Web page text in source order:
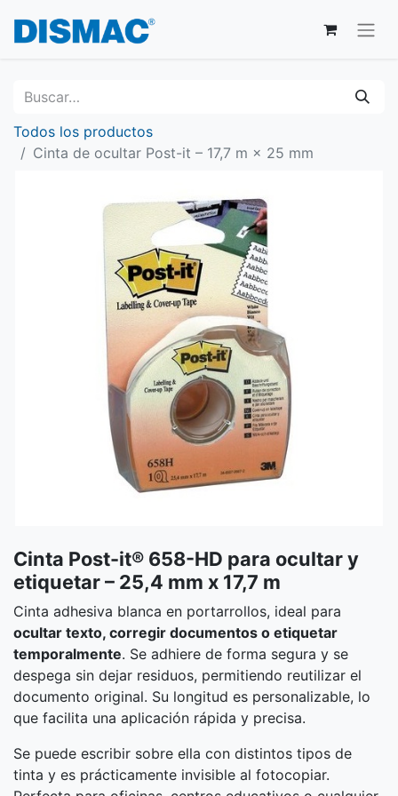
Todos los productos
Cinta de ocultar Post-it – 17,7 m × 25 mm
Cinta Post-it® 658-HD para ocultar y
etiquetar – 25,4 mm x 17,7 m
Cinta adhesiva blanca en portarrollos, ideal para
ocultar texto, corregir documentos o etiquetar
temporalmente. Se adhiere de forma segura y se
despega sin dejar residuos, permitiendo reutilizar el
documento original. Su longitud es personalizable, lo
que facilita una aplicación rápida y precisa.
Se puede escribir sobre ella con distintos tipos de
tinta y es prácticamente invisible al fotocopiar.